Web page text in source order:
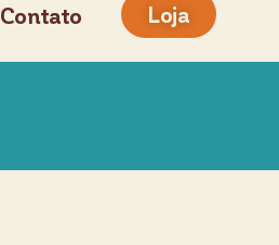
Contato Loja